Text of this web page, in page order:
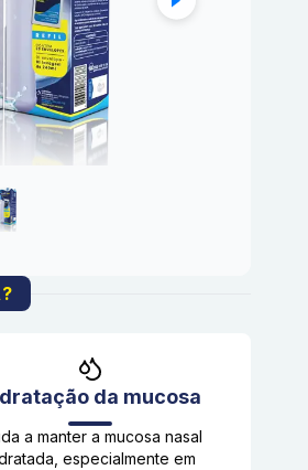
da mucosa
a manter a mucosa nasal
especialmente em